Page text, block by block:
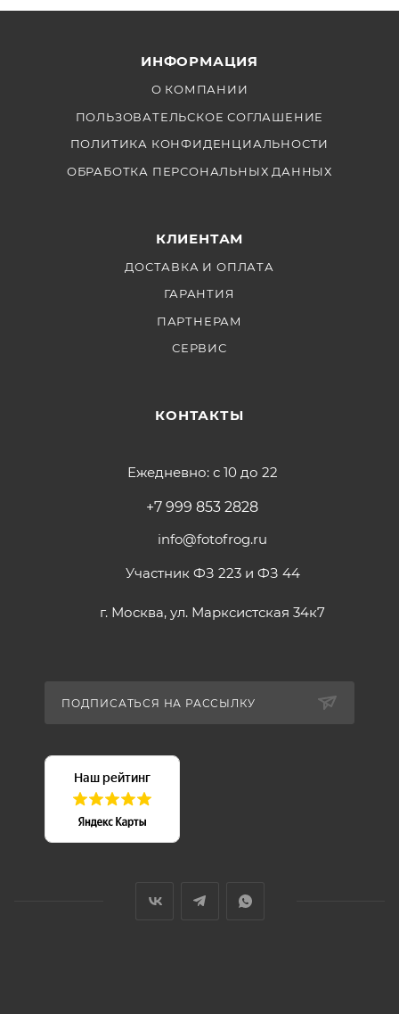
ИНФОРМАЦИЯ
О КОМПАНИИ
ПОЛЬЗОВАТЕЛЬСКОЕ СОГЛАШЕНИЕ
ПОЛИТИКА КОНФИДЕНЦИАЛЬНОСТИ
ОБРАБОТКА ПЕРСОНАЛЬНЫХ ДАННЫХ
КЛИЕНТАМ
ДОСТАВКА И ОПЛАТА
ГАРАНТИЯ
ПАРТНЕРАМ
СЕРВИС
КОНТАКТЫ
Ежедневно: с 10 до 22
+7 999 853 2828
info@fotofrog.ru
Участник ФЗ 223 и ФЗ 44
г. Москва, ул. Марксистская 34к7
ПОДПИСАТЬСЯ НА РАССЫЛКУ